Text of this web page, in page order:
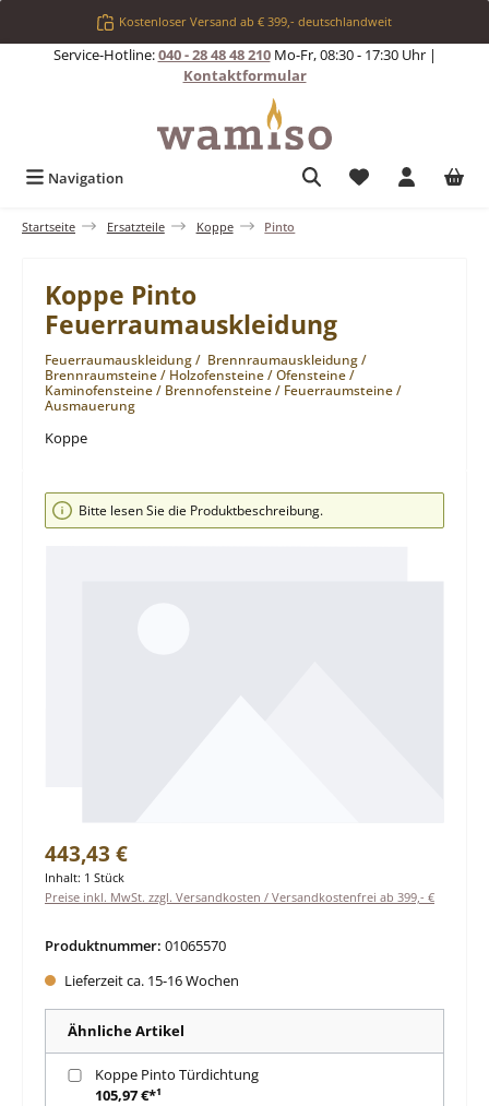
Zum Hauptinhalt springenKostenloser Versand ab € 399,- deutschlandweit
Service-Hotline:040 - 28 48 48 210Mo-Fr, 08:30 - 17:30 Uhr |
Kontaktformular
Navigation Du hast 0
Startseite Ersatzteile Koppe Pinto
Koppe Pinto
Feuerraumauskleidung
Feuerraumauskleidung / Brennraumauskleidung /
Brennraumsteine / Holzofensteine / Ofensteine /
Kaminofensteine / Brennofensteine / Feuerraumsteine /
Ausmauerung
Koppe
Bildergalerie überspringen
Bitte lesen Sie die Produktbeschreibung.
Regulärer Preis:
443,43 €
Inhalt: 1 Stück
Preise inkl. MwSt. zzgl. Versandkosten / Versandkostenfrei ab 399,- €
Produktnummer: 01065570
Lieferzeit ca. 15-16 Wochen
Ähnliche Artikel
Koppe Pinto Türdichtung
105,97 €*¹